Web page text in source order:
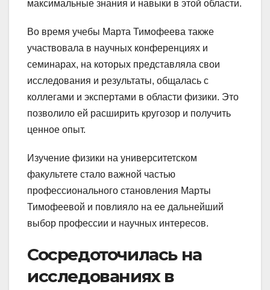
максимальные знания и навыки в этой области.
Во время учебы Марта Тимофеева также
участвовала в научных конференциях и
семинарах, на которых представляла свои
исследования и результаты, общалась с
коллегами и экспертами в области физики. Это
позволило ей расширить кругозор и получить
ценное опыт.
Изучение физики на университетском
факультете стало важной частью
профессионального становления Марты
Тимофеевой и повлияло на ее дальнейший
выбор профессии и научных интересов.
Сосредоточилась на
исследованиях в